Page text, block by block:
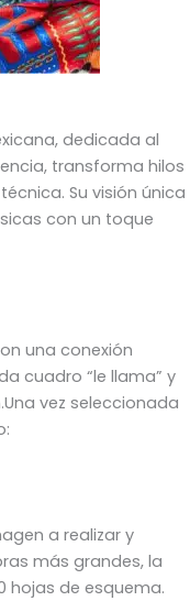
dedicada al
transforma hilos
Su visión única
con un toque
una conexión
cuadro “le llama” y
vez seleccionada
a realizar y
más grandes, la
hojas de esquema.